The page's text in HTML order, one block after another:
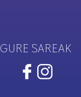
GURE SAREAK